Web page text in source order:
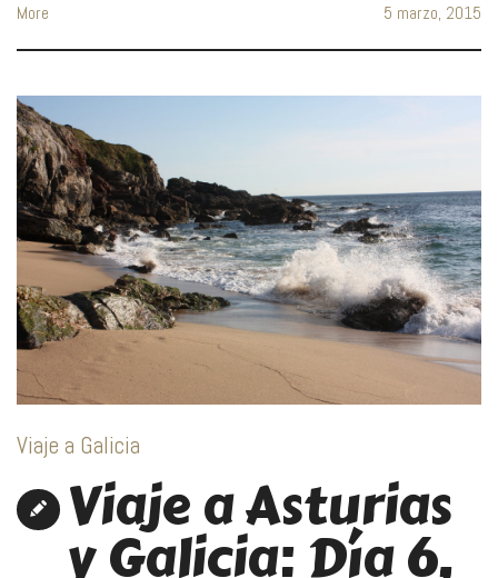
More 5 marzo, 2015
Viaje a Galicia
Viaje a Asturias
y Galicia: Día 6,